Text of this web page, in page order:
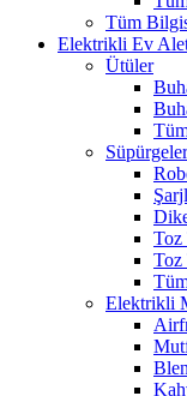
Tüm
Elektrikli Ev
Ütüler
Süpürgeler
Toz
Toz
Elektrikli